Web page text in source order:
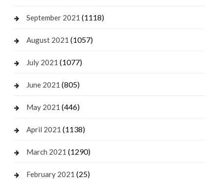
September 2021 (1118)
August 2021 (1057)
July 2021 (1077)
June 2021 (805)
May 2021 (446)
April 2021 (1138)
March 2021 (1290)
February 2021 (25)